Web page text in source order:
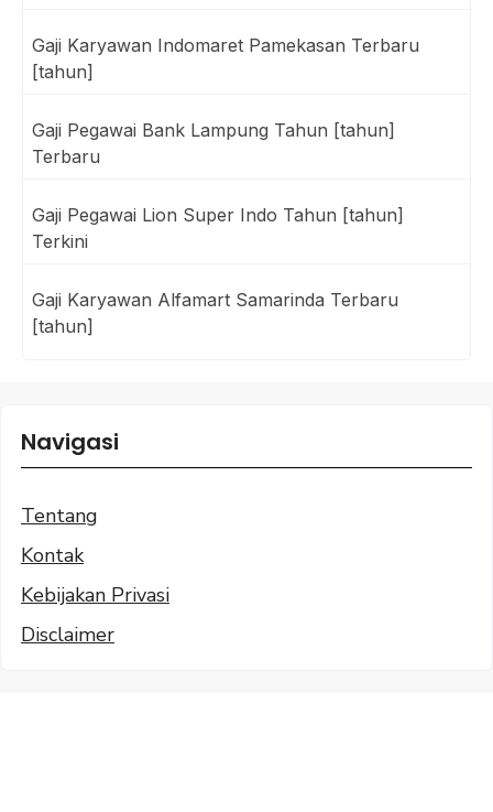
Gaji Karyawan Indomaret Pamekasan Terbaru
[tahun]
Gaji Pegawai Bank Lampung Tahun [tahun]
Terbaru
Gaji Pegawai Lion Super Indo Tahun [tahun]
Terkini
Gaji Karyawan Alfamart Samarinda Terbaru
[tahun]
Navigasi
Tentang
Kontak
Kebijakan Privasi
Disclaimer